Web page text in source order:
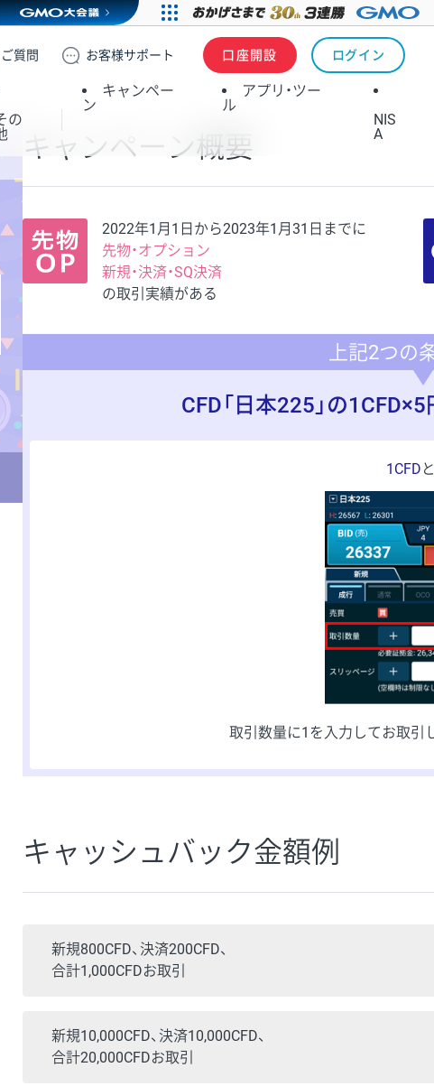
ご質問 お客様サポート 口座開設 ログイン
の
キャンペー
ン
アプリ・ツー
ル
NIS
A
キャンペーン概要
2022年1月1日から2023年1月31日までに
先物・オプション
新規・決済・SQ決済
の取引実績がある
上記2つの
CFD「日本225」の1CFD×5
1CFD
取引数量に1を入力してお取引
キャッシュバック金額例
新規800CFD、決済200CFD、
合計1,000CFDお取引
新規10,000CFD、決済10,000CFD、
合計20,000CFDお取引